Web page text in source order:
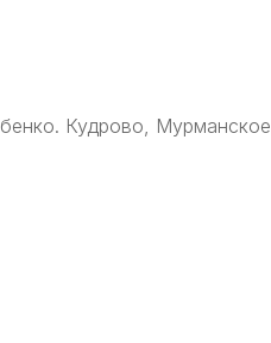
Кудрово, Мурманское